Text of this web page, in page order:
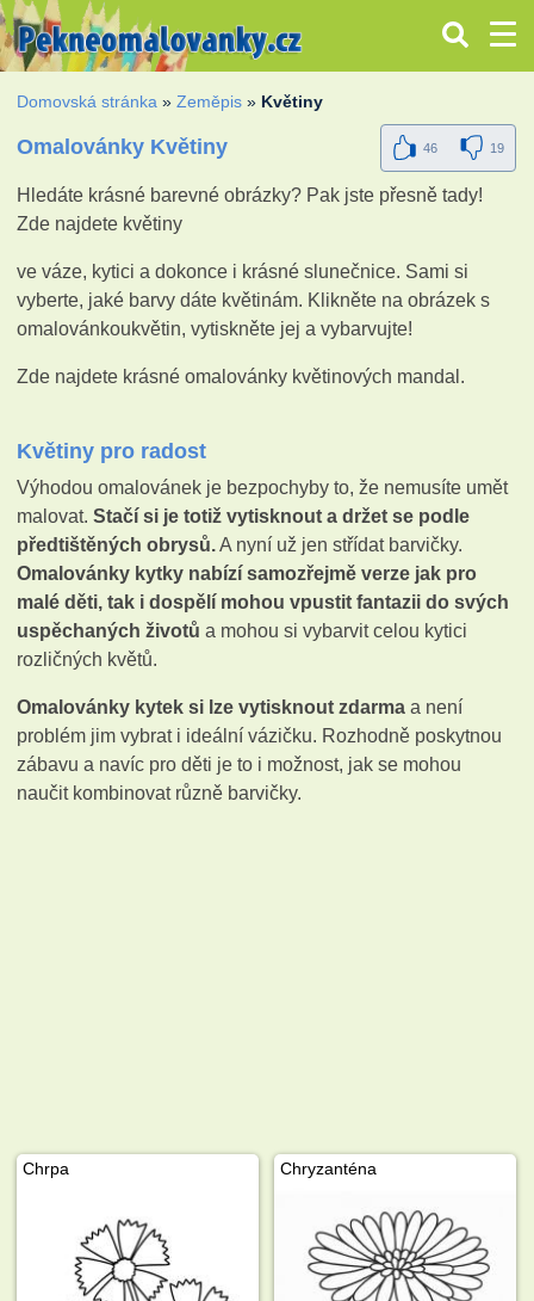
Domovská stránka »Zeměpis » Květiny
Omalovánky Květiny 46 19
Hledáte krásné barevné obrázky? Pak jste přesně tady!
Zde najdete květiny
ve váze, kytici a dokonce i krásné slunečnice. Sami si
vyberte, jaké barvy dáte květinám. Klikněte na obrázek s
omalovánkoukvětin, vytiskněte jej a vybarvujte!
Zde najdete krásné omalovánky květinových mandal.
Květiny pro radost
Výhodou omalovánek je bezpochyby to, že nemusíte umět
malovat.Stačí si je totiž vytisknout a držet se podle
předtištěných obrysů.A nyní už jen střídat barvičky.
Omalovánky kytky nabízí samozřejmě verze jak pro
malé děti, tak i dospělí mohou vpustit fantazii do svých
uspěchaných životů a mohou si vybarvit celou kytici
rozličných květů.
Omalovánky kytek si lze vytisknout zdarma a není
problém jim vybrat i ideální vázičku. Rozhodně poskytnou
zábavu a navíc pro děti je to i možnost, jak se mohou
naučit kombinovat různě barvičky.
Chrpa Chryzanténa